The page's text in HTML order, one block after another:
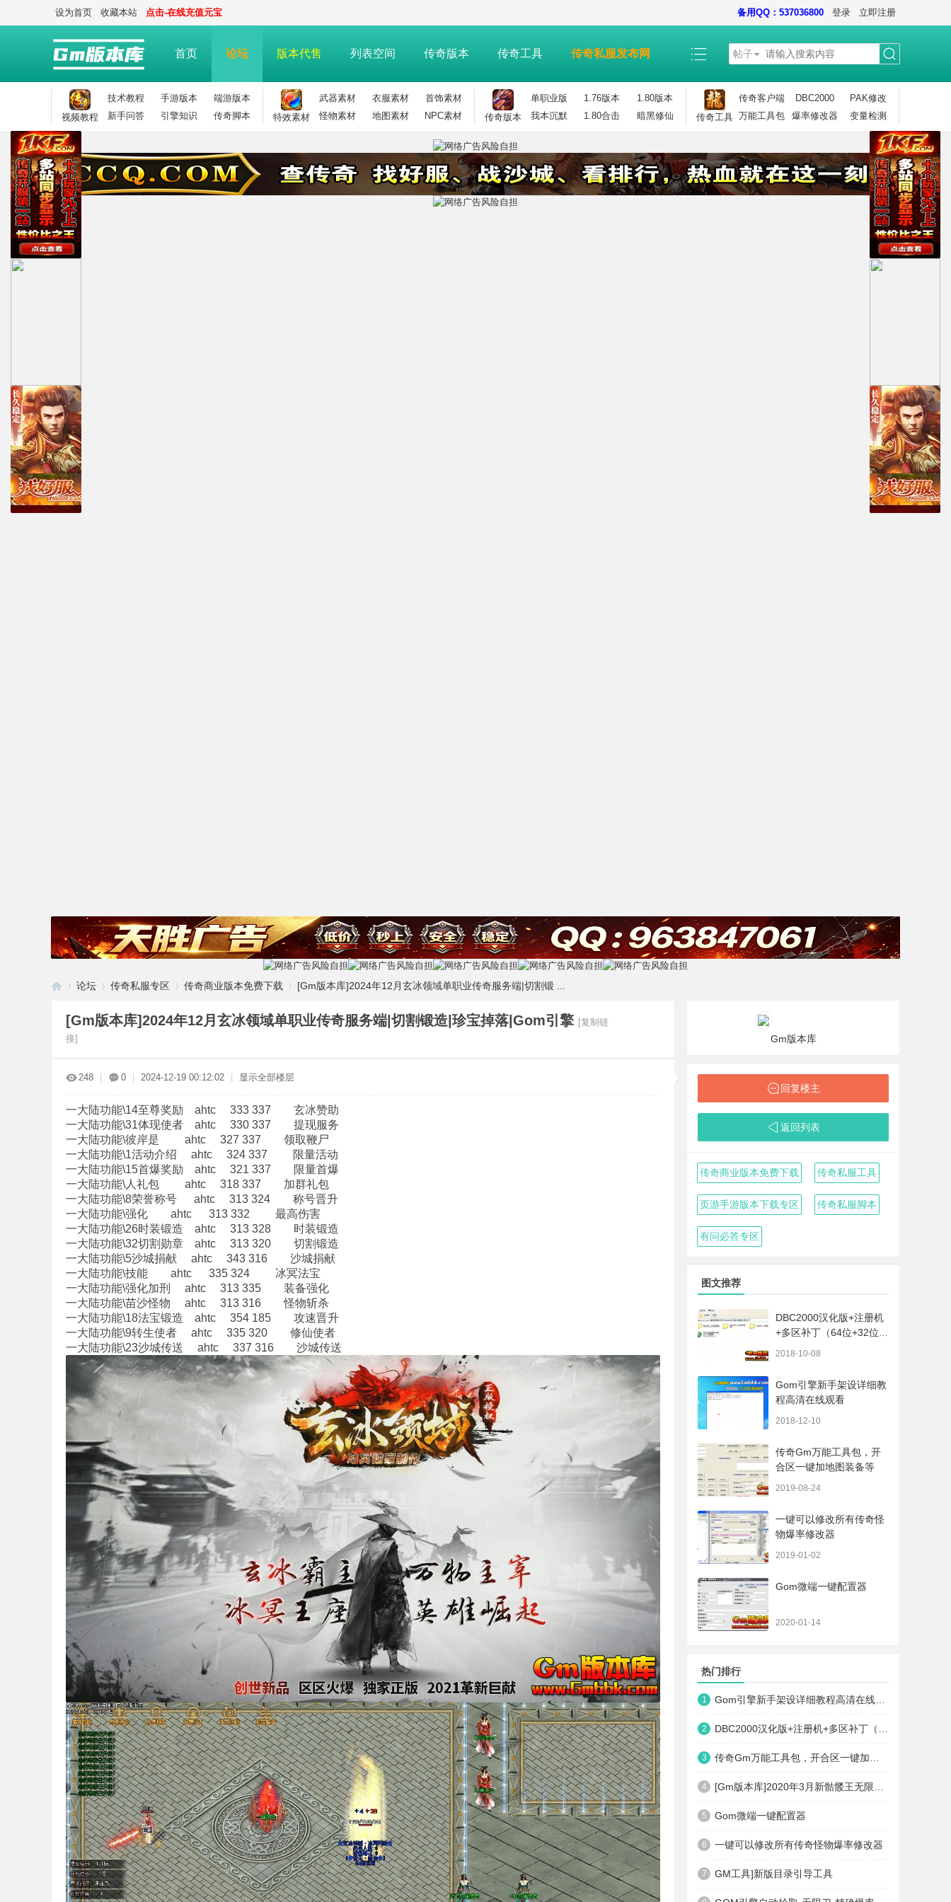
设为首页 收藏本站 点击-在线充值元宝 备用QQ：537036800 登录 立即注册
首页 论坛 版本代售 列表空间 传奇版本 传奇工具 传奇私服发布网 帖子
索
视频教程
技术教程 手游版本
端游版本
新手问答
引擎知识 传奇脚本 特效素材
武器素材 衣服素材
首饰素材
怪物素材
地图素材 NPC素材 传奇版本
单职业版 1.76版本
1.80版本
我本沉默
1.80合击 暗黑修仙 传奇工具
传奇客户端 DBC2000
PAK修改
万能工具包
爆率修改器 变量检测
»
论坛 传奇私服专区 传奇商业版本免费下载 [Gm版本库]2024年12月玄冰领域单职业传奇服务端|切割锻 ...
[Gm版本库]2024年12月玄冰领域单职业传奇服务端|切割锻造|珍宝掉落|Gom引擎 [复制链
接]
248 0 2024-12-19 00:12:02 显示全部楼层
一大陆功能\14至尊奖励 ahtc 333 337 玄冰赞助
一大陆功能\31体现使者 ahtc 330 337 提现服务
一大陆功能\彼岸是 ahtc 327 337 领取鞭尸
一大陆功能\1活动介绍 ahtc 324 337 限量活动
一大陆功能\15首爆奖励 ahtc 321 337 限量首爆
一大陆功能\人礼包 ahtc 318 337 加群礼包
一大陆功能\8荣誉称号 ahtc 313 324 称号晋升
一大陆功能\强化 ahtc 313 332 最高伤害
一大陆功能\26时装锻造 ahtc 313 328 时装锻造
一大陆功能\32切割勋章 ahtc 313 320 切割锻造
一大陆功能\5沙城捐献 ahtc 343 316 沙城捐献
一大陆功能\技能 ahtc 335 324 冰冥法宝
一大陆功能\强化加刑 ahtc 313 335 装备强化
一大陆功能\苗沙怪物 ahtc 313 316 怪物斩杀
一大陆功能\18法宝锻造 ahtc 354 185 攻速晋升
一大陆功能\9转生使者 ahtc 335 320 修仙使者
一大陆功能\23沙城传送 ahtc 337 316 沙城传送
Gm版本库
回复楼主
返回列表
传奇商业版本免费下载 传奇私服工具
页游手游版本下载专区 传奇私服脚本
有问必答专区
图文推荐
DBC2000汉化版+注册机
+多区补丁（64位+32位的
2018-10-08
Gom引擎新手架设详细教
程高清在线观看
2018-12-10
传奇Gm万能工具包，开
合区一键加地图装备等
2019-08-24
一键可以修改所有传奇怪
物爆率修改器
2019-01-02
Gom微端一键配置器
2020-01-14
热门排行
1
2
3
4
5 Gom微端一键配置器
6 一键可以修改所有传奇怪物爆率修改器
7 GM工具]新版目录引导工具